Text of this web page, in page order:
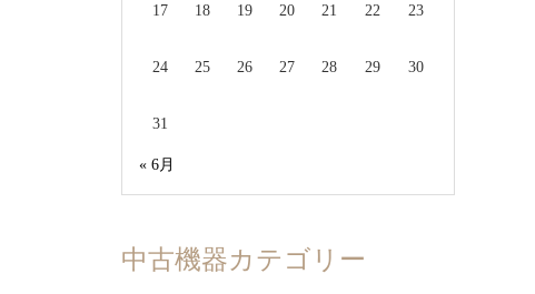
17 18 19 20 21 22 23
24 25 26 27 28 29 30
31
« 6月
中古機器カテゴリー